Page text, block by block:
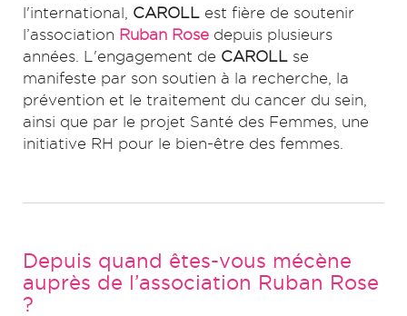
l'international, CAROLL est fière de soutenir
l’association Ruban Rose depuis plusieurs
années. L'engagement de CAROLL se
manifeste par son soutien à la recherche, la
prévention et le traitement du cancer du sein,
ainsi que par le projet Santé des Femmes, une
initiative RH pour le bien-être des femmes.
Depuis quand êtes-vous mécène
auprès de l’association Ruban Rose
?